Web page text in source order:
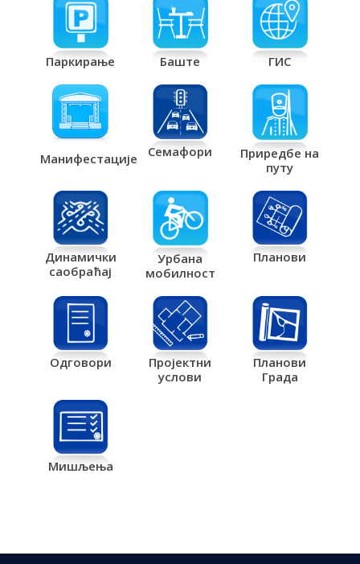
Паркирање Баште ГИС
Манифестације Семафори
Приредбе на
путу
Динамички
саобраћај
Урбана
мобилност
Планови
Одговори
Пројектни
услови
Планови
Града
Мишљења